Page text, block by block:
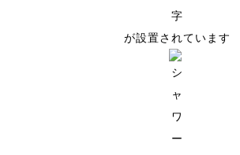
が設置されています